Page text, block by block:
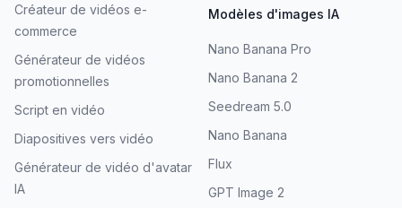
Créateur de vidéos e-
commerce
Générateur de vidéos
promotionnelles
Script en vidéo
Diapositives vers vidéo
Générateur de vidéo d'avatar
IA
Modèles d'images IA
Nano Banana Pro
Nano Banana 2
Seedream 5.0
Nano Banana
Flux
GPT Image 2